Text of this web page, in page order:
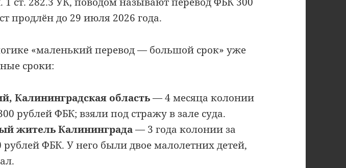
продлён до 29 июля 2026 года.
«маленький перевод — большой срок» уже
сроки:
Калининградская область— 4 месяца колонии
рублей ФБК; взяли под стражу в зале суда.
житель Калининграда— 3 года колонии за
рублей ФБК. У него были двое малолетних детей,